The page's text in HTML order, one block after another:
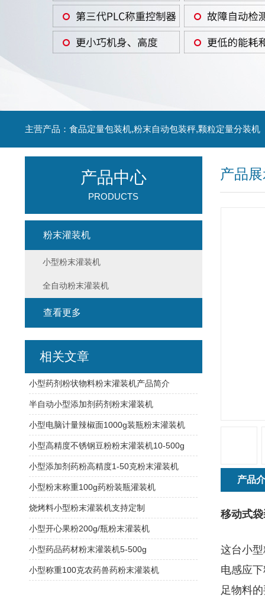
主营产品：食品定量包装机,粉末自动包装秤,颗粒定量分装机
产品
产品
移动式
这台小
电感应
足物料
产品中心
PRODUCTS
粉末灌装机
小型粉末灌装机
全自动粉末灌装机
查看更多
相关文章
小型药剂粉状物料粉末灌装机产品简介
半自动小型添加剂药剂粉末灌装机
小型电脑计量辣椒面1000g装瓶粉末灌装机
小型高精度不锈钢豆粉粉末灌装机10-500g
小型添加剂药粉高精度1-50克粉末灌装机
小型粉末称重100g药粉装瓶灌装机
烧烤料小型粉末灌装机支持定制
小型开心果粉200g/瓶粉末灌装机
小型药品药材粉末灌装机5-500g
小型称重100克农药兽药粉末灌装机